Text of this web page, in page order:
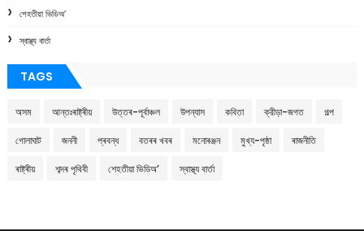
শেহতীয়া ভিডিঅ’
স্বাস্থ্য বাৰ্তা
TAGS
অসম আন্তঃৰাষ্ট্ৰীয় উত্তৰ-পূৰ্বাঞ্চল উপন্যাস কবিতা ক্রীড়া-জগত গল্প
গোলাঘাট জননী প্ৰবন্ধ বতৰৰ খবৰ মনোৰঞ্জন মুখ্য-পৃষ্ঠা ৰাজনীতি
ৰাষ্ট্ৰীয় শব্দৰ পৃথিবী শেহতীয়া ভিডিঅ’ স্বাস্থ্য বাৰ্তা